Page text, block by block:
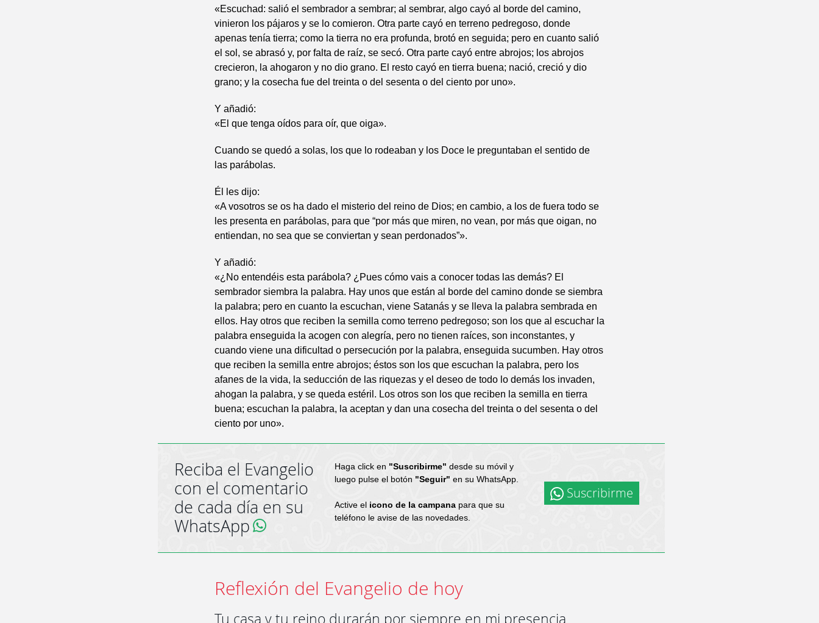
«Escuchad: salió el sembrador a sembrar; al sembrar, algo cayó al borde del camino,
vinieron los pájaros y se lo comieron. Otra parte cayó en terreno pedregoso, donde
apenas tenía tierra; como la tierra no era profunda, brotó en seguida; pero en cuanto salió
el sol, se abrasó y, por falta de raíz, se secó. Otra parte cayó entre abrojos; los abrojos
crecieron, la ahogaron y no dio grano. El resto cayó en tierra buena; nació, creció y dio
grano; y la cosecha fue del treinta o del sesenta o del ciento por uno».
Y añadió:
«El que tenga oídos para oír, que oiga».
Cuando se quedó a solas, los que lo rodeaban y los Doce le preguntaban el sentido de
las parábolas.
Él les dijo:
«A vosotros se os ha dado el misterio del reino de Dios; en cambio, a los de fuera todo se
les presenta en parábolas, para que “por más que miren, no vean, por más que oigan, no
entiendan, no sea que se conviertan y sean perdonados”».
Y añadió:
«¿No entendéis esta parábola? ¿Pues cómo vais a conocer todas las demás? El
sembrador siembra la palabra. Hay unos que están al borde del camino donde se siembra
la palabra; pero en cuanto la escuchan, viene Satanás y se lleva la palabra sembrada en
ellos. Hay otros que reciben la semilla como terreno pedregoso; son los que al escuchar la
palabra enseguida la acogen con alegría, pero no tienen raíces, son inconstantes, y
cuando viene una dificultad o persecución por la palabra, enseguida sucumben. Hay otros
que reciben la semilla entre abrojos; éstos son los que escuchan la palabra, pero los
afanes de la vida, la seducción de las riquezas y el deseo de todo lo demás los invaden,
ahogan la palabra, y se queda estéril. Los otros son los que reciben la semilla en tierra
buena; escuchan la palabra, la aceptan y dan una cosecha del treinta o del sesenta o del
ciento por uno».
Reciba el Evangelio
con el comentario
de cada día en su
WhatsApp
Haga click en "Suscribirme" desde su móvil y
luego pulse el botón "Seguir" en su WhatsApp.
Active el icono de la campanapara que su
teléfono le avise de las novedades.
Suscribirme
Reflexión del Evangelio de hoy
Tu casa y tu reino durarán por siempre en mi presencia